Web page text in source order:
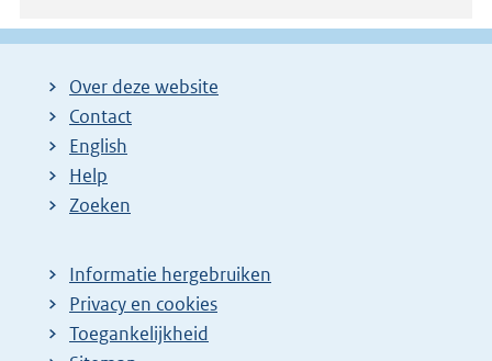
Over deze website
Contact
English
Help
Zoeken
Informatie hergebruiken
Privacy en cookies
Toegankelijkheid